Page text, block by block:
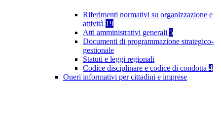
Riferimenti normativi su organizzazione e
attività 19
Atti amministrativi generali 5
Documenti di programmazione strategico-
gestionale
Statuti e leggi regionali
Codice disciplinare e codice di condotta 4
Oneri informativi per cittadini e imprese